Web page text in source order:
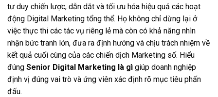
tư duy chiến lược, dẫn dắt và tối ưu hóa hiệu quả các hoạt
động Digital Marketing tổng thể. Họ không chỉ dừng lại ở
việc thực thi các tác vụ riêng lẻ mà còn có khả năng nhìn
nhận bức tranh lớn, đưa ra định hướng và chịu trách nhiệm về
kết quả cuối cùng của các chiến dịch Marketing số. Hiểu
đúng Senior Digital Marketing là gì giúp doanh nghiệp
định vị đúng vai trò và ứng viên xác định rõ mục tiêu phấn
đấu.